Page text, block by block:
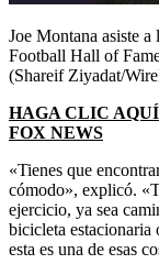
Joe Montana asiste
Football Hall of
(Shareif Ziyadat/
HAGA CLIC
FOX NEWS
«Tienes que
cómodo», explicó.
ejercicio, ya sea
bicicleta estacionaria
esta es una de esas